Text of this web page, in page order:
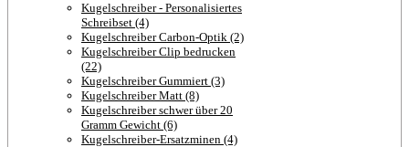
Kugelschreiber - Personalisiertes
Schreibset (4)
Kugelschreiber Carbon-Optik (2)
Kugelschreiber Clip bedrucken
(22)
Kugelschreiber Gummiert (3)
Kugelschreiber Matt (8)
Kugelschreiber schwer über 20
Gramm Gewicht (6)
Kugelschreiber-Ersatzminen (4)